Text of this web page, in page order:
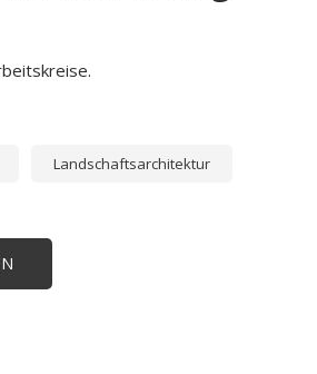
Landschaftsarchitektur
ILLMITZ